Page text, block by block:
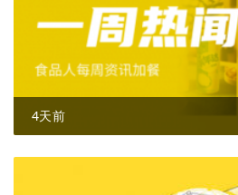
4天前